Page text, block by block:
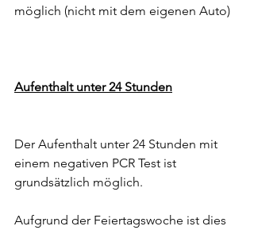
möglich (nicht mit dem eigenen Auto)
Aufenthalt unter 24 Stunden
Der Aufenthalt unter 24 Stunden mit
einem negativen PCR Test ist
grundsätzlich möglich.
Aufgrund der Feiertagswoche ist dies